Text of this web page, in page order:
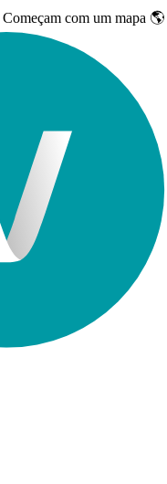
Começam com um mapa 🌎